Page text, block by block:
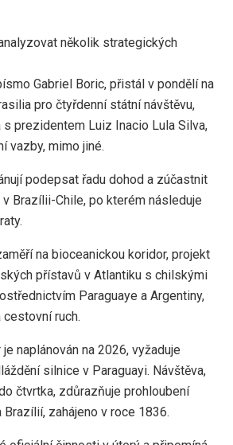
několik strategických
Gabriel Boric, přistál v pondělí na
pro čtyřdenní státní návštěvu,
prezidentem Luiz Inacio Lula Silva,
vazby, mimo jiné.
podepsat řadu dohod a zúčastnit
Brazílii-Chile, po kterém následuje
na bioceanickou koridor, projekt
přístavů v Atlantiku s chilskými
Paraguaye a Argentiny,
ruch.
naplánován na 2026, vyžaduje
silnice v Paraguayi. Návštěva,
čtvrtka, zdůrazňuje prohloubení
zahájeno v roce 1836.